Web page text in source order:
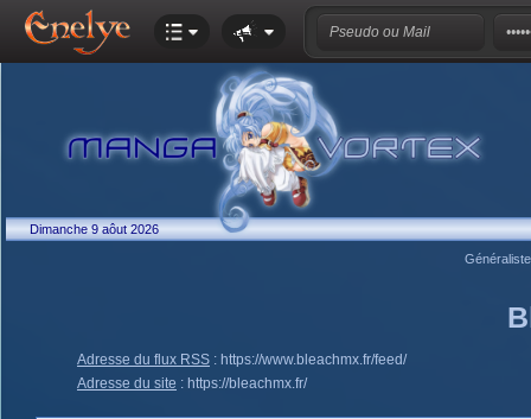
Dimanche 9 aôut 2026
Adresse du flux RSS : https://www.bleachmx.fr/feed/
Adresse du site : https://bleachmx.fr/